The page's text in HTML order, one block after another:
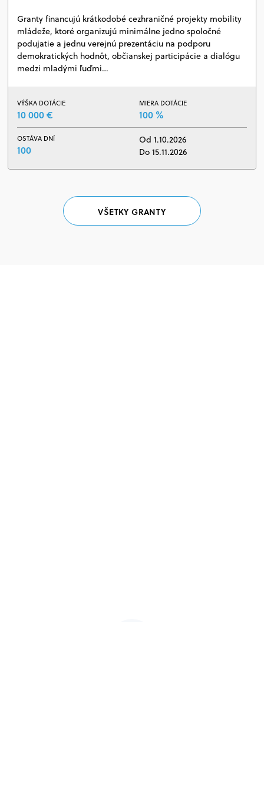
Granty financujú krátkodobé cezhraničné projekty mobility
mládeže, ktoré organizujú minimálne jedno spoločné
podujatie a jednu verejnú prezentáciu na podporu
demokratických hodnôt, občianskej participácie a dialógu
medzi mladými ľuďmi…
VÝŠKA DOTÁCIE
10 000 €
MIERA DOTÁCIE
100 %
OSTÁVA DNÍ
100
Od 1.10.2026
Do 15.11.2026
VŠETKY GRANTY